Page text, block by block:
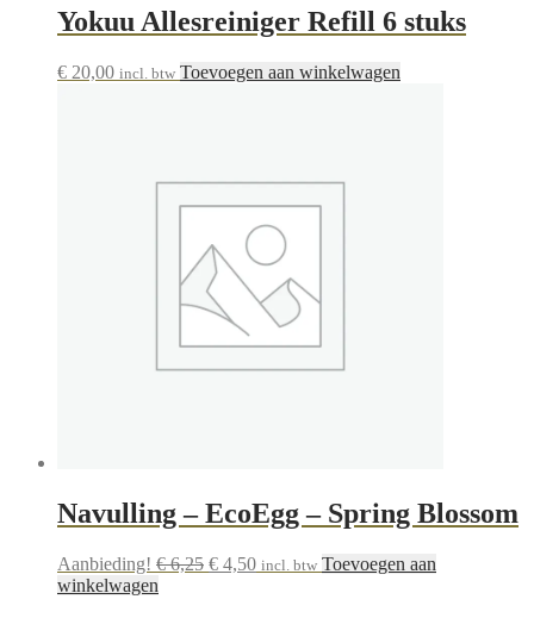
Yokuu Allesreiniger Refill 6 stuks
€ 20,00 incl. btw Toevoegen aan winkelwagen
Navulling – EcoEgg – Spring Blossom
Aanbieding! €6,25 Oorspronkelijke
€ 4,50Huidige
incl. btw Toevoegen aan
winkelwagen